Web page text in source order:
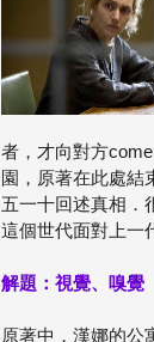
者，才向對方
園，原著在此處結
五一十回述真相．
這個世代面對上一
解題：視覺、嗅覺
原著中，漢娜的公